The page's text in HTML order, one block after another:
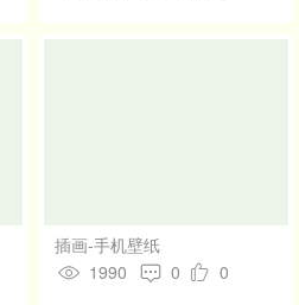
插画-手机壁纸
1990
0 0